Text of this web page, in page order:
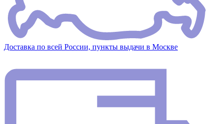
Доставка по всей России, пункты выдачи в Москве